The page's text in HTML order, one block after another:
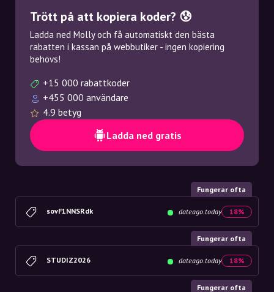
Trött på att kopiera koder? 😰
Ladda ned Molly och få automatiskt den bästa
rabatten i kassan på webbutiker - ingen kopiering
behövs!
+15 000 rabattkoder
+455 000 användare
4.9 betyg
Ladda ned gratis
Fungerar ofta
sovF1NNSRdk dateago.today 18%
Fungerar ofta
STUDIZ2026 dateago.today 18%
Fungerar ofta